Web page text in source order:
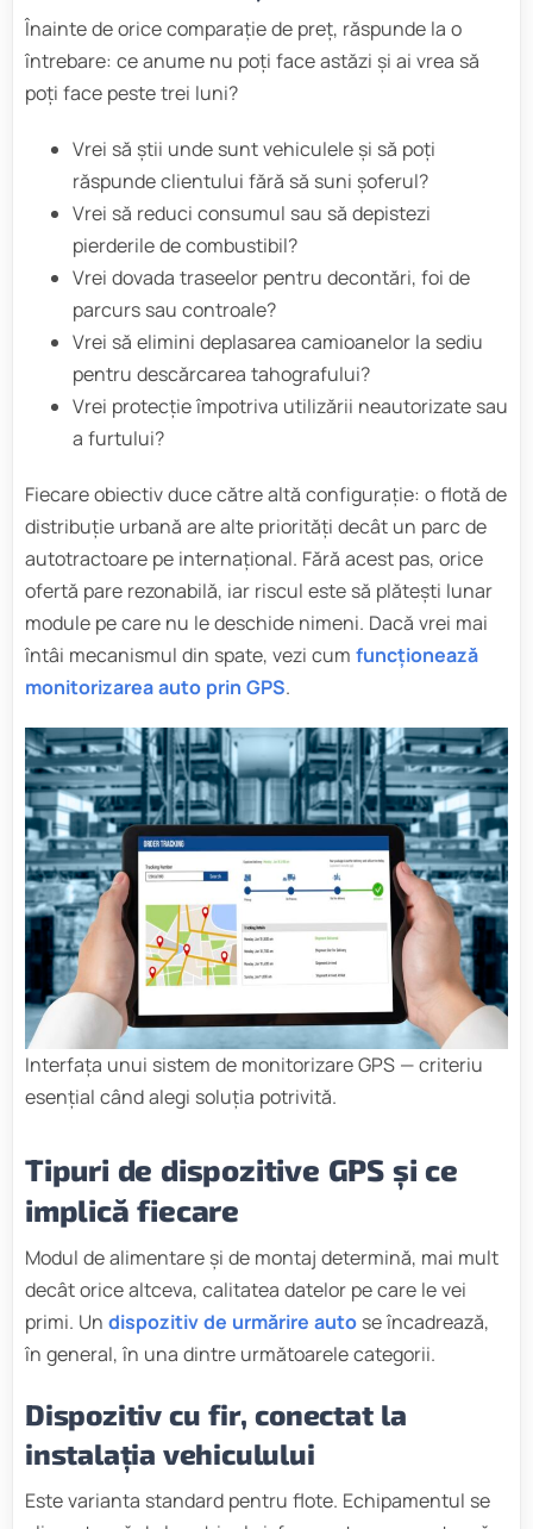
Înainte de orice comparație de preț, răspunde la o
întrebare: ce anume nu poți face astăzi și ai vrea să
poți face peste trei luni?
Vrei să știi unde sunt vehiculele și să poți
răspunde clientului fără să suni șoferul?
Vrei să reduci consumul sau să depistezi
pierderile de combustibil?
Vrei dovada traseelor pentru decontări, foi de
parcurs sau controale?
Vrei să elimini deplasarea camioanelor la sediu
pentru descărcarea tahografului?
Vrei protecție împotriva utilizării neautorizate sau
a furtului?
Fiecare obiectiv duce către altă configurație: o flotă de
distribuție urbană are alte priorități decât un parc de
autotractoare pe internațional. Fără acest pas, orice
ofertă pare rezonabilă, iar riscul este să plătești lunar
module pe care nu le deschide nimeni. Dacă vrei mai
întâi mecanismul din spate, vezi cum funcționează
monitorizarea auto prin GPS.
Interfața unui sistem de monitorizare GPS — criteriu
esențial când alegi soluția potrivită.
Tipuri de dispozitive GPS și ce
implică fiecare
Modul de alimentare și de montaj determină, mai mult
decât orice altceva, calitatea datelor pe care le vei
primi. Un dispozitiv de urmărire auto se încadrează,
în general, în una dintre următoarele categorii.
Dispozitiv cu fir, conectat la
instalația vehiculului
Este varianta standard pentru flote. Echipamentul se